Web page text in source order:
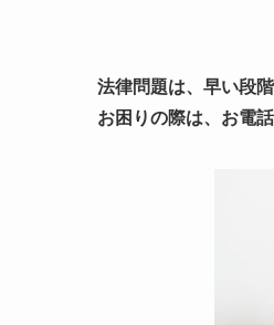
法律問題は、早い段
お困りの際は、お電